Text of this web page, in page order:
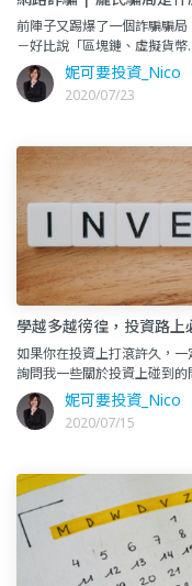
前陣子又踢爆了一個詐騙騙
－好比說「區塊鏈、虛擬貨
市場上和大眾販售，一旦吸取
妮可要投資_Nico
2020/07/23
學越多越徬徨，投資路
如果你在投資上打滾許久，
詢問我一些關於投資上碰到
略、找勝率高、賺最多錢的
妮可要投資_Nico
2020/07/15